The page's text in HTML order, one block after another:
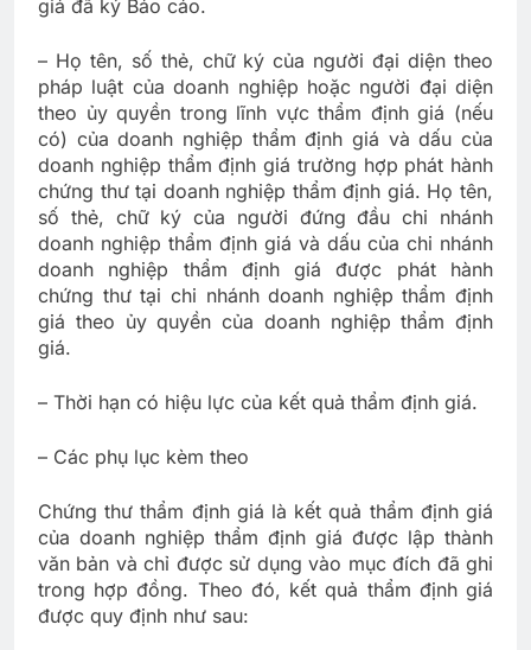
giá đã ký Báo cáo.
– Họ tên, số thẻ, chữ ký của người đại diện theo
pháp luật của doanh nghiệp hoặc người đại diện
theo ủy quyền trong lĩnh vực thẩm định giá (nếu
có) của doanh nghiệp thẩm định giá và dấu của
doanh nghiệp thẩm định giá trường hợp phát hành
chứng thư tại doanh nghiệp thẩm định giá. Họ tên,
số thẻ, chữ ký của người đứng đầu chi nhánh
doanh nghiệp thẩm định giá và dấu của chi nhánh
doanh nghiệp thẩm định giá được phát hành
chứng thư tại chi nhánh doanh nghiệp thẩm định
giá theo ủy quyền của doanh nghiệp thẩm định
giá.
– Thời hạn có hiệu lực của kết quả thẩm định giá.
– Các phụ lục kèm theo
Chứng thư thẩm định giá là kết quả thẩm định giá
của doanh nghiệp thẩm định giá được lập thành
văn bản và chỉ được sử dụng vào mục đích đã ghi
trong hợp đồng. Theo đó, kết quả thẩm định giá
được quy định như sau: